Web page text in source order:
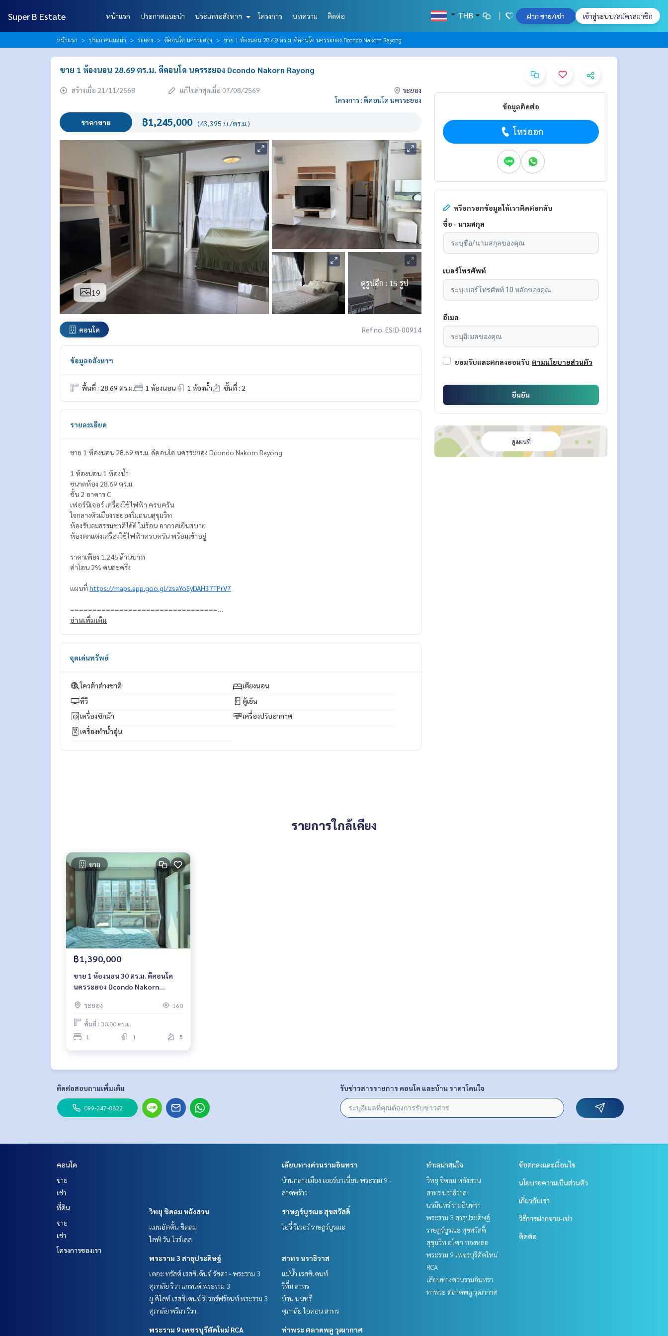
Super B Estate หน้าแรก ประกาศแนะนำ ประเภทอสังหาฯ โครงการ บทความ ติดต่อ THB ฝาก ขาย/เช่า เข้าสู่ระบบ/สมัครสมาชิก
หน้าแรก ประกาศแนะนำ ระยอง ดีคอนโด นครระยอง ขาย 1 ห้องนอน 28.69 ตร.ม. ดีคอนโด นครระยอง Dcondo Nakorn Rayong
ขาย 1 ห้องนอน 28.69 ตร.ม. ดีคอนโด นครระยอง Dcondo Nakorn Rayong
สร้างเมื่อ 21/11/2568 แก้ไขล่าสุดเมื่อ 07/08/2569
ระยอง
โครงการ : ดีคอนโด นครระยอง
ราคาขาย ฿1,245,000 (43,395 บ./ตร.ม.)
19
ดูรูปอีก : 15 รูป
คอนโด Ref no. ESID-00914
ข้อมูลอสังหาฯ
พื้นที่ : 28.69 ตร.ม. 1 ห้องนอน 1 ห้องน้ำ ชั้นที่ : 2
รายละเอียด
ขาย 1 ห้องนอน 28.69 ตร.ม. ดีคอนโด นครระยอง Dcondo Nakorn Rayong
1 ห้องนอน 1 ห้องน้ำ
ขนาดห้อง 28.69 ตร.ม.
ชั้น 2 อาคาร C
เฟอร์นิเจอร์ เครื่องใช้ไฟฟ้า ครบครัน
ใจกลางตัวเมืองระยองริมถนนสุขุมวิท
ห้องรับลมธรรมชาติได้ดี ไม่ร้อน อากาศเย็นสบาย
ห้องตกเเต่งเครื่องใช้ไฟฟ้าครบครัน พร้อมเข้าอยู่
ราคาเพียง 1.245 ล้านบาท
ค่าโอน 2% คนละครึ่ง
แผนที่ https://maps.app.goo.gl/zsaYoEyDAH37TPrV7
=================================
ติดต่อ น้องบี เบอร์โทร
https://lin.ee/K5iYwEr
ESID-00914
อ่านเพิ่มเติม
จุดเด่นทรัพย์
โควต้าต่างชาติ
เตียงนอน
ทีวี
ตู้เย็น
เครื่องซักผ้า
เครื่องปรับอากาศ
เครื่องทำน้ำอุ่น
ข้อมูลติดต่อ
โทรออก
หรือกรอกข้อมูลให้เราติดต่อกลับ
ชื่อ - นามสกุล
เบอร์โทรศัพท์
อีเมล
ยอมรับและตกลงยอมรับ ตามนโยบายส่วนตัว
ยืนยัน
ดูแผนที่
รายการใกล้เคียง
ขาย
฿1,390,000
ขาย 1 ห้องนอน 30 ตร.ม. ดีคอนโด
นครระยอง Dcondo Nakorn
ระยอง
160
พื้นที่ : 30.00 ตร.ม.
1
1 5
ติดต่อสอบถามเพิ่มเติม
099-247-8822
รับข่าวสารรายการ คอนโด และบ้าน ราคาโดนใจ
คอนโด
ขาย
เช่า
ที่ดิน
ขาย
เช่า
โครงการของเรา
เลียบทางด่วนรามอินทรา
บ้านกลางเมือง เออร์บาเนี่ยน พระราม 9 -
ลาดพร้าว
วิทยุ ชิดลม หลังสวน
แมนฮัตตั้น ชิดลม
ไลฟ์ วัน ไวร์เลส
ราษฎร์บูรณะ สุขสวัสดิ์
ไอวี่ ริเวอร์ ราษฎร์บูรณะ
พระราม 3 สาธุประดิษฐ์
เดอะ ทรัสต์ เรสซิเด้นซ์ รัชดา - พระราม 3
ศุภาลัย ริวา แกรนด์ พระราม 3
ยู ดีไลท์ เรสซิเดนซ์ ริเวอร์ฟร้อนท์ พระราม 3
ศุภาลัย พรีมา ริวา
สาทร นราธิวาส
แม่น้ำ เรสซิเดนท์
ริทึ่ม สาทร
บ้าน นนทรี
ศุภาลัย ไอคอน สาทร
พระราม 9 เพชรบุรีตัดใหม่ RCA ท่าพระ ตลาดพลู วุฒากาศ
ทำเลน่าสนใจ
วิทยุ ชิดลม หลังสวน
สาทร นราธิวาส
นวมินทร์ รามอินทรา
พระราม 3 สาธุประดิษฐ์
ราษฎร์บูรณะ สุขสวัสดิ์
สุขุมวิท อโศก ทองหล่อ
พระราม 9 เพชรบุรีตัดใหม่
RCA
เลียบทางด่วนรามอินทรา
ท่าพระ ตลาดพลู วุฒากาศ
ข้อตกลงและเงื่อนไข
นโยบายความเป็นส่วนตัว
เกี่ยวกับเรา
วิธีการฝากขาย-เช่า
ติดต่อ